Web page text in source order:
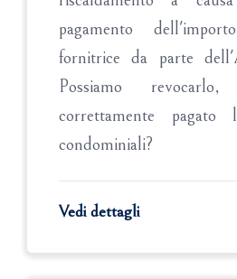
pagamento
fornitrice da parte
Possiamo
correttamente
condominiali?
Vedi dettagli